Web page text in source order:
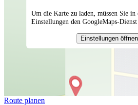
Um die Karte zu laden, müssen Sie in
Einstellungen den GoogleMaps-Dienst
Einstellungen öffnen
Route planen